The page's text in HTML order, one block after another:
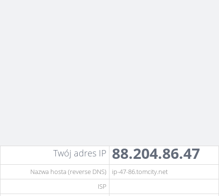
Twój adres IP 88.204.86.47
Nazwa hosta (reverse DNS)
ip-47-86.tomcity.net
ISP